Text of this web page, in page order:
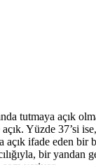
tutmaya açık
Yüzde 37’si
açık ifade eden
bir yandan